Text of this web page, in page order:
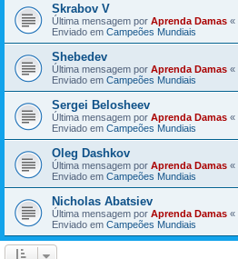
Skrabov V
Última mensagem por Aprenda Damas «
Enviado em Campeões Mundiais
Shebedev
Última mensagem por Aprenda Damas «
Enviado em Campeões Mundiais
Sergei Belosheev
Última mensagem por Aprenda Damas «
Enviado em Campeões Mundiais
Oleg Dashkov
Última mensagem por Aprenda Damas «
Enviado em Campeões Mundiais
Nicholas Abatsiev
Última mensagem por Aprenda Damas «
Enviado em Campeões Mundiais